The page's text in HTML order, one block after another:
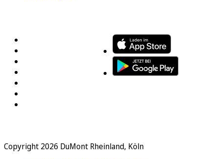
Copyright 2026 DuMont Rheinland, Köln